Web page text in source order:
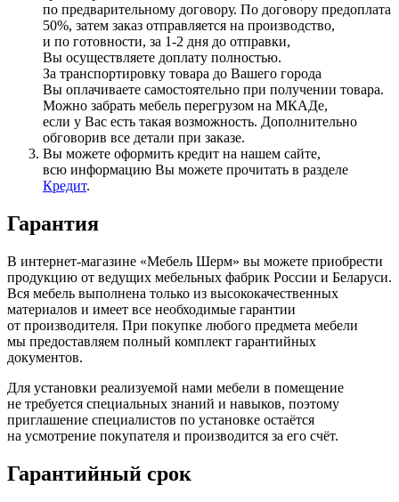
по предварительному договору. По договору предоплата
50%, затем заказ отправляется на производство,
и по готовности, за 1-2 дня до отправки,
Вы осуществляете доплату полностью.
За транспортировку товара до Вашего города
Вы оплачиваете самостоятельно при получении товара.
Можно забрать мебель перегрузом на МКАДе,
если у Вас есть такая возможность. Дополнительно
обговорив все детали при заказе.
Вы можете оформить кредит на нашем сайте,
всю информацию Вы можете прочитать в разделе
Кредит.
Гарантия
В интернет-магазине «Мебель Шерм» вы можете приобрести
продукцию от ведущих мебельных фабрик России и Беларуси.
Вся мебель выполнена только из высококачественных
материалов и имеет все необходимые гарантии
от производителя. При покупке любого предмета мебели
мы предоставляем полный комплект гарантийных
документов.
Для установки реализуемой нами мебели в помещение
не требуется специальных знаний и навыков, поэтому
приглашение специалистов по установке остаётся
на усмотрение покупателя и производится за его счёт.
Гарантийный срок